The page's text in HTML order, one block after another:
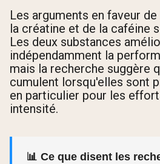
Les arguments en faveur
la créatine et de la caféine
Les deux substances
indépendamment la
mais la recherche suggère
cumulent lorsqu'elles sont
en particulier pour les
intensité.
📊 Ce que disent les